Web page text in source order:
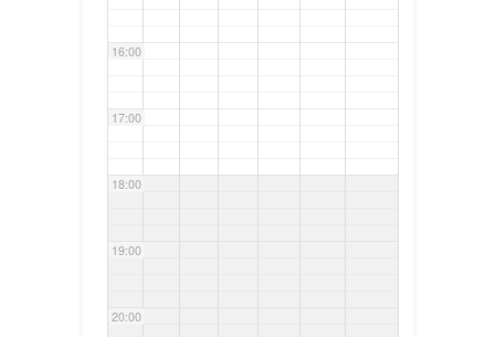
16:00
17:00
18:00
19:00
20:00